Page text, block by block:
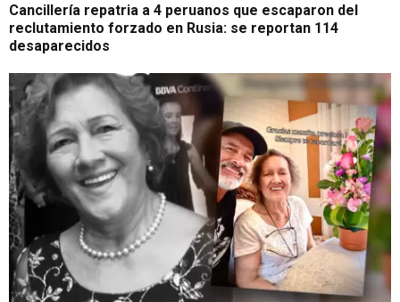
Cancillería repatria a 4 peruanos que escaparon del
reclutamiento forzado en Rusia: se reportan 114
desaparecidos